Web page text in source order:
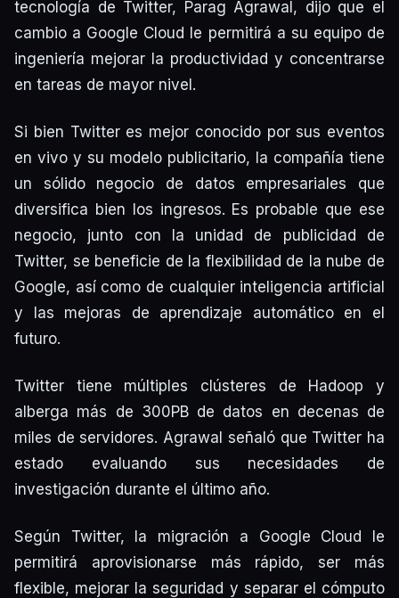
tecnología de Twitter, Parag Agrawal, dijo que el
cambio a Google Cloud le permitirá a su equipo de
ingeniería mejorar la productividad y concentrarse
en tareas de mayor nivel.
Si bien Twitter es mejor conocido por sus eventos
en vivo y su modelo publicitario, la compañía tiene
un sólido negocio de datos empresariales que
diversifica bien los ingresos. Es probable que ese
negocio, junto con la unidad de publicidad de
Twitter, se beneficie de la flexibilidad de la nube de
Google, así como de cualquier inteligencia artificial
y las mejoras de aprendizaje automático en el
futuro.
Twitter tiene múltiples clústeres de Hadoop y
alberga más de 300PB de datos en decenas de
miles de servidores. Agrawal señaló que Twitter ha
estado evaluando sus necesidades de
investigación durante el último año.
Según Twitter, la migración a Google Cloud le
permitirá aprovisionarse más rápido, ser más
flexible, mejorar la seguridad y separar el cómputo